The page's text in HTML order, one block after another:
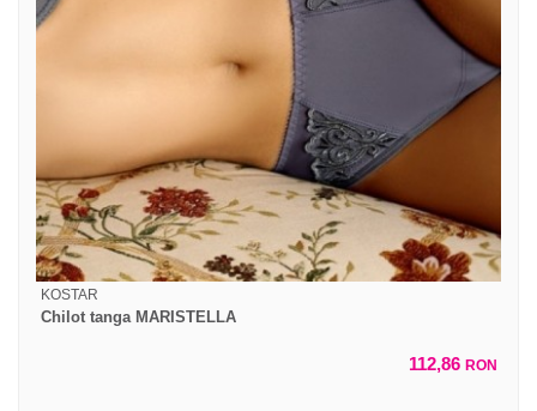
KOSTAR
Chilot tanga MARISTELLA
112,86 RON